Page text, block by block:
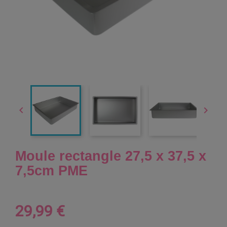
 
Moule rectangle 27,5 x 37,5 x
7,5cm PME
29,99 €